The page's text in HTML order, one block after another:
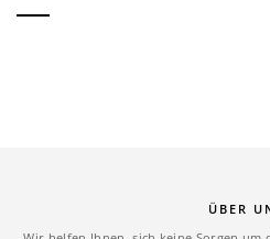
ÜBER